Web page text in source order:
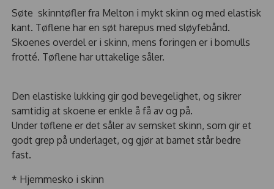
Søte skinntøfler fra Melton i mykt skinn og med elastisk
kant. Tøflene har en søt harepus med sløyfebånd.
Skoenes overdel er i skinn, mens foringen er i bomulls
frotté. Tøflene har uttakelige såler.
Den elastiske lukking gir god bevegelighet, og sikrer
samtidig at skoene er enkle å få av og på.
Under tøflene er det såler av semsket skinn, som gir et
godt grep på underlaget, og gjør at barnet står bedre
fast.
* Hjemmesko i skinn